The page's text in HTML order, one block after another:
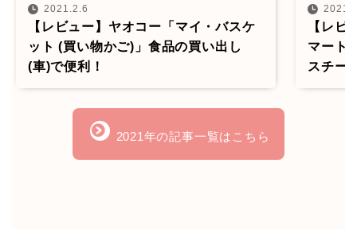
2021.2.6
【レビュー】ヤオコー「マイ・バスケ
ット (買い物かご)」食品の買い出し
(車)で便利！
【レ
マート
スチー
2021年の記事一覧はこちら